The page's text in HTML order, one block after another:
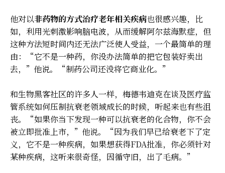
他对以非药物的方式治疗老年相关疾病也很感兴趣，比
如，利用光刺激影响脑电波，从而缓解阿尔兹海默症，但
这种方法短时间内还无法广泛使人受益，一个最简单的理
由：“它不是一种药，你没办法简单的把它包装好卖出
去，”他说。“制药公司还没将它商业化。”
和生物黑客社区的许多人一样，梅德韦迪克在谈及医疗监
管系统如何压制抗衰老领域成长的时候，听起来也有些沮
丧。“如果你当下发现一种可以抗衰老的化合物，你不会
被立即批准上市，”他说。“因为我们早已给衰老下了定
义，它不是一种疾病，如果想获得FDA批准，你必须针对
某种疾病，这听来很奇怪，因循守旧，出了毛病。”